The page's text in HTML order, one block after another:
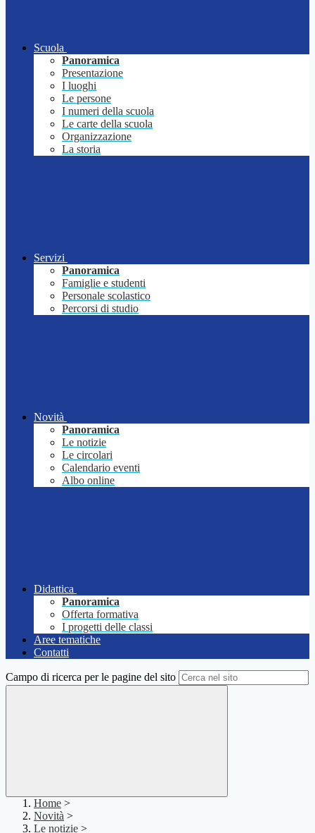
Scuola
Panoramica
Presentazione
I luoghi
Le persone
I numeri della scuola
Le carte della scuola
Organizzazione
La storia
Servizi
Panoramica
Famiglie e studenti
Personale scolastico
Percorsi di studio
Novità
Panoramica
Le notizie
Le circolari
Calendario eventi
Albo online
Didattica
Panoramica
Offerta formativa
I progetti delle classi
Aree tematiche
Contatti
Campo di ricerca per le pagine del sito
Home >
Novità >
Le notizie >